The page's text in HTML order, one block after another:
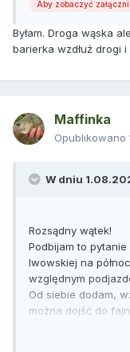
Aby zobaczyć
Byłam. Droga wąska
barierka wzdłuż drogi
Maffinka
Opublikowano
W dniu
Rozsądny wątek!
Podbijam to
lwowskiej na
względnym
Od siebie dodam,
można dojść do